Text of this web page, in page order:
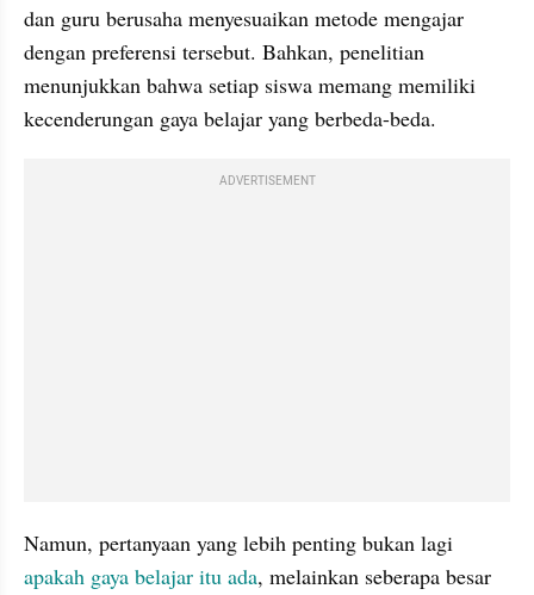
dan guru berusaha menyesuaikan metode mengajar
dengan preferensi tersebut. Bahkan, penelitian
menunjukkan bahwa setiap siswa memang memiliki
kecenderungan gaya belajar yang berbeda-beda.
ADVERTISEMENT
apakah gaya belajar itu ada, melainkan seberapa besar